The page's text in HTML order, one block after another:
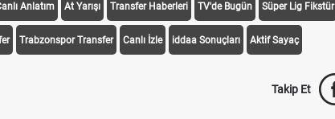
Anlatım At Yarışı Transfer Haberleri TV'de Bugün Süper Lig Fikstür
Trabzonspor Transfer Canlı İzle iddaa Sonuçları Aktif Sayaç
Takip Et